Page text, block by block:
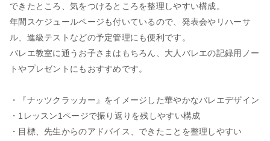
できたところ、気をつけるところを整理しやすい構成。
年間スケジュールページも付いているので、発表会やリハーサ
ル、進級テストなどの予定管理にも便利です。
バレエ教室に通うお子さまはもちろん、大人バレエの記録用ノー
トやプレゼントにもおすすめです。
・『ナッツクラッカー』をイメージした華やかなバレエデザイン
・1レッスン1ページで振り返りを残しやすい構成
・目標、先生からのアドバイス、できたことを整理しやすい